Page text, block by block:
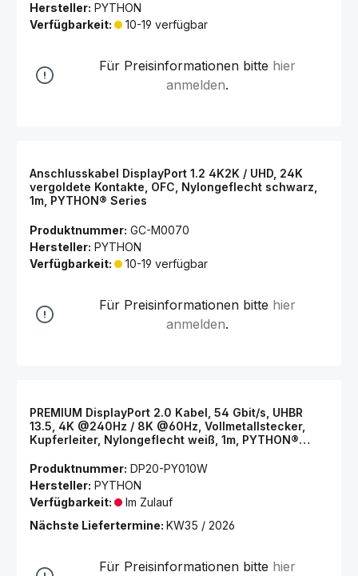
Hersteller: PYTHON
Verfügbarkeit:
10-19 verfügbar
Für Preisinformationen bitte hier
anmelden.
Anschlusskabel DisplayPort 1.2 4K2K / UHD, 24K
vergoldete Kontakte, OFC, Nylongeflecht schwarz,
1m, PYTHON® Series
Produktnummer: GC-M0070
Hersteller: PYTHON
Verfügbarkeit:
10-19 verfügbar
Für Preisinformationen bitte hier
anmelden.
PREMIUM DisplayPort 2.0 Kabel, 54 Gbit/s, UHBR
13.5, 4K @240Hz / 8K @60Hz, Vollmetallstecker,
Kupferleiter, Nylongeflecht weiß, 1m, PYTHON®
Produktnummer: DP20-PY010W
Hersteller: PYTHON
Verfügbarkeit:
Im Zulauf
Nächste Liefertermine: KW35 / 2026
Für Preisinformationen bitte hier